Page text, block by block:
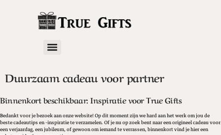
Duurzaam cadeau voor partner
Binnenkort beschikbaar: Inspiratie voor True Gifts
Bedankt voor je bezoek aan onze website! Op dit moment zijn we hard aan het werk om jou de
beste cadeautips en -inspiratie te verzamelen. Of je nu op zoek bent naar een origineel cadeau voor
een verjaardag, een jubileum, of gewoon om iemand te verrassen, binnenkort vind je hier een